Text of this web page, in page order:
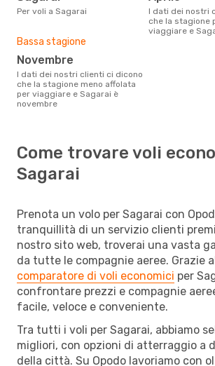
Per voli a Sagarai
I dati dei nostri clienti ci dicono
che la stagione
viaggiare e
Bassa stagione
novembre
I dati dei nostri clienti ci dicono
che la stagione meno affolata
per viaggiare e Sagarai è
novembre
Come trovare voli
Sagarai
Prenota un volo per Sagarai con
tranquillità di un servizio clienti
nostro sito web, troverai una vasta
da tutte le compagnie aeree. Grazie
comparatore di voli economici per
confrontare prezzi e compagnie
facile, veloce e conveniente.
Tra tutti i voli per Sagarai, abbiamo
migliori, con opzioni di atterraggio a
della città. Su Opodo lavoriamo con